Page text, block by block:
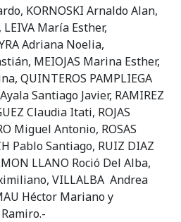
KORNOSKI Arnaldo Alan,
María Esther,
Adriana Noelia,
MEIOJAS Marina Esther,
QUINTEROS PAMPLIEGA
Santiago Javier, RAMIREZ
Claudia Itati, ROJAS
Miguel Antonio, ROSAS
Pablo Santiago, RUIZ DIAZ
LLANO Roció Del Alba,
VILLALBA Andrea
Héctor Mariano y